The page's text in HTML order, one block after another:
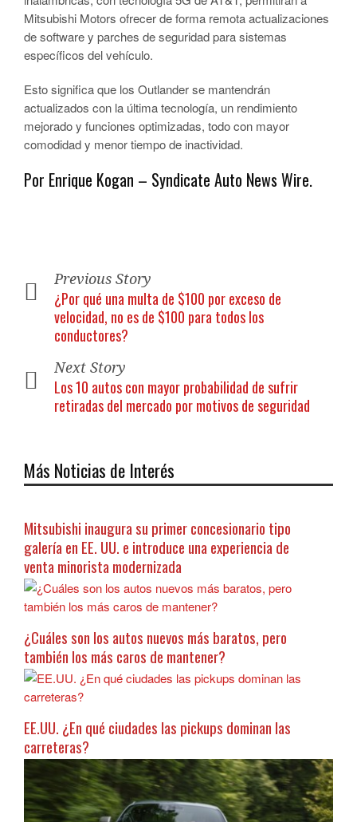
Mitsubishi Motors ofrecer de forma remota actualizaciones
de software y parches de seguridad para sistemas
específicos del vehículo.
Esto significa que los Outlander se mantendrán
actualizados con la última tecnología, un rendimiento
mejorado y funciones optimizadas, todo con mayor
comodidad y menor tiempo de inactividad.
Por Enrique Kogan – Syndicate Auto News Wire.
Previous Story
¿Por qué una multa de $100 por exceso de
velocidad, no es de $100 para todos los
conductores?
Next Story
Los 10 autos con mayor probabilidad de sufrir
retiradas del mercado por motivos de seguridad
Más Noticias de Interés
Mitsubishi inaugura su primer concesionario tipo
galería en EE. UU. e introduce una experiencia de
venta minorista modernizada
¿Cuáles son los autos nuevos más baratos, pero
también los más caros de mantener?
EE.UU. ¿En qué ciudades las pickups dominan las
carreteras?